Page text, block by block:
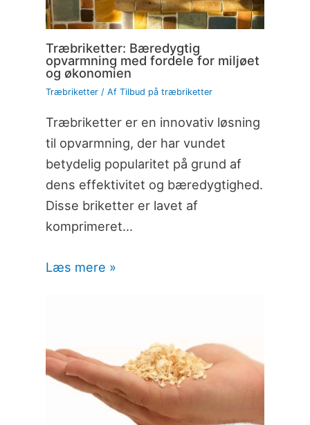
Træbriketter: Bæredygtig
opvarmning med fordele for miljøet
og økonomien
Træbriketter/ Af Tilbud på træbriketter
Træbriketter er en innovativ løsning
til opvarmning, der har vundet
betydelig popularitet på grund af
dens effektivitet og bæredygtighed.
Disse briketter er lavet af
komprimeret…
Læs mere »